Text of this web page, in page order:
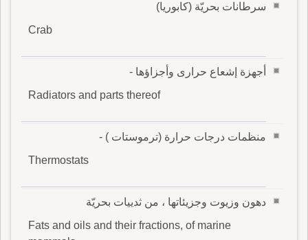
سرطانات بحريّة (كابوريا)
Crab
أجهزة إشعاع حرارى وأجزاؤها -
Radiators and parts thereof
منظمات درجات حرارة (ترموستات ) -
Thermostats
دهون وزيوت وجزيئاتها ، من ثدييات بحريّة
Fats and oils and their fractions, of marine